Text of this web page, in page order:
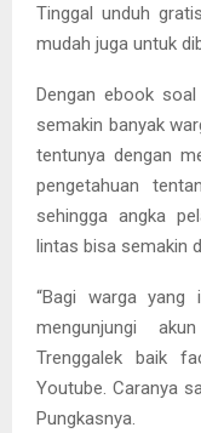
Tinggal unduh
mudah juga untuk
Dengan ebook
semakin banyak
tentunya dengan
pengetahuan
sehingga angka
lintas bisa semakin
“Bagi warga yang
mengunjungi
Trenggalek baik
Youtube. Caranya
Pungkasnya.